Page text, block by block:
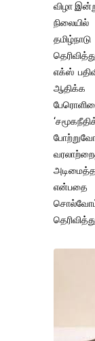
விழா
எக்ஸ்
ஆதிக்க
என்பதை